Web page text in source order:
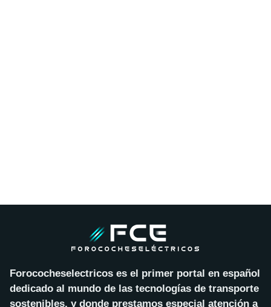
Forococheselectricos es el primer portal en español
dedicado al mundo de las tecnologías de transporte
sostenibles, y donde prestamos especial atención a